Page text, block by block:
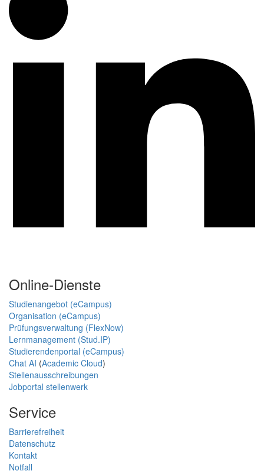
Online-Dienste
Studienangebot (eCampus)
Organisation (eCampus)
Prüfungsverwaltung (FlexNow)
Lernmanagement (Stud.IP)
Studierendenportal (eCampus)
Chat AI (Academic Cloud)
Stellenausschreibungen
Jobportal stellenwerk
Service
Barrierefreiheit
Datenschutz
Kontakt
Notfall